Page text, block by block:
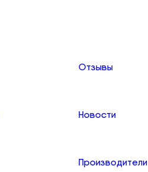
Отзывы
Новости
Производители